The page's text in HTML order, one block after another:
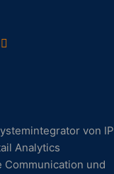
von IP
Analytics
und